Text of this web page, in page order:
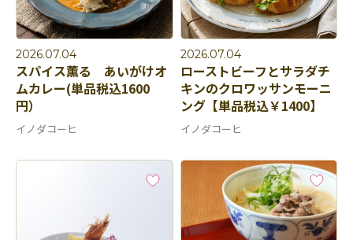
2026.07.04
スパイス薫る あいがけオ
ムカレー(単品税込1600
円）
イノダコーヒ
2026.07.04
ローストビーフとサラダチ
キンのクロワッサンモーニ
ング【単品税込￥1400】
イノダコーヒ